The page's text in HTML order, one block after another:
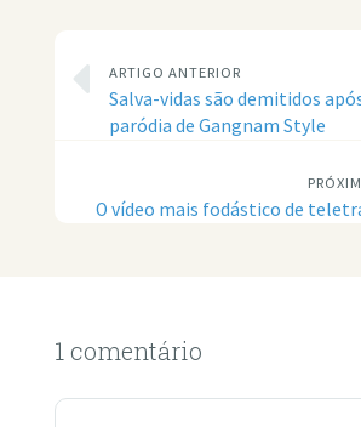
ARTIGO ANTERIOR
Salva-vidas são demitidos
paródia de Gangnam Style
O vídeo mais fodástico de
1 comentário